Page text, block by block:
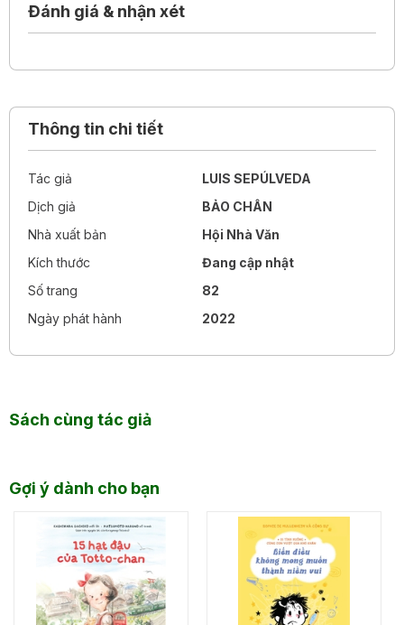
trên hành trình khôn lớn mỗi ngày.
Đánh giá & nhận xét
Thông tin chi tiết
Tác giả
LUIS SEPÚLVEDA
Dịch giả
BẢO CHÂN
Nhà xuất bản
Hội Nhà Văn
Kích thước
Đang cập nhật
Số trang
82
Ngày phát hành
2022
Sách cùng tác giả
Gợi ý dành cho bạn